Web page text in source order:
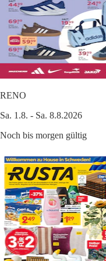
RENO
Sa. 1.8. - Sa. 8.8.2026
Noch bis morgen gültig